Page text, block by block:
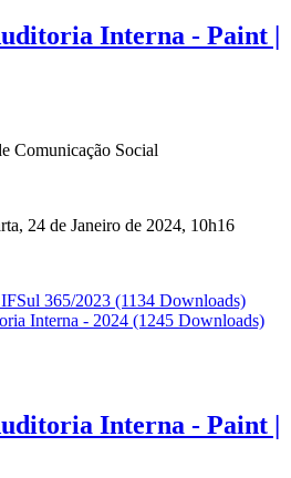
Interna - Paint |
Comunicação Social
24 de Janeiro de 2024, 10h16
365/2023 (1134 Downloads)
Interna - 2024 (1245 Downloads)
Interna - Paint |